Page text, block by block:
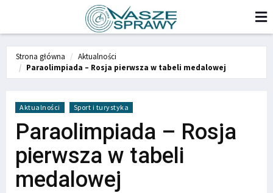
Strona główna
Aktualności
Paraolimpiada – Rosja pierwsza w tabeli medalowej
Aktualności Sport i turystyka
Paraolimpiada – Rosja
pierwsza w tabeli
medalowej